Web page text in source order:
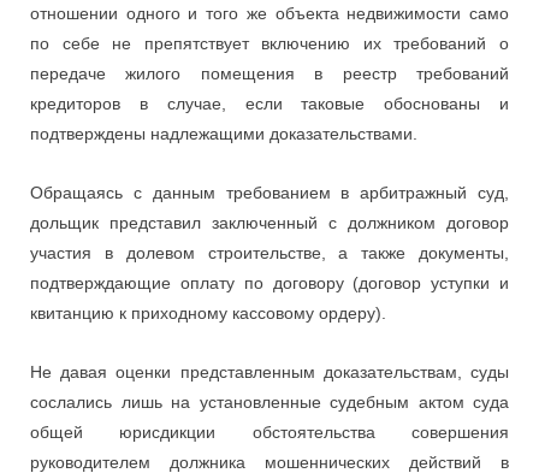
отношении одного и того же объекта недвижимости само
по себе не препятствует включению их требований о
передаче жилого помещения в реестр требований
кредиторов в случае, если таковые обоснованы и
подтверждены надлежащими доказательствами.
Обращаясь с данным требованием в арбитражный суд,
дольщик представил заключенный с должником договор
участия в долевом строительстве, а также документы,
подтверждающие оплату по договору (договор уступки и
квитанцию к приходному кассовому ордеру).
Не давая оценки представленным доказательствам, суды
сослались лишь на установленные судебным актом суда
общей юрисдикции обстоятельства совершения
руководителем должника мошеннических действий в